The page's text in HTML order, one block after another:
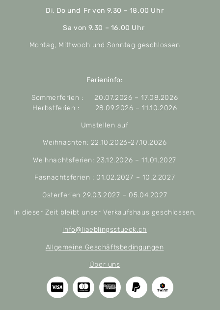
Di, Do und Fr von 9.30 – 18.00 Uhr
Sa von 9.30 – 16.00 Uhr
Montag, Mittwoch und Sonntag geschlossen
Ferieninfo:
Sommerferien : 20.07.2026 – 17.08.2026
Herbstferien : 28.09.2026 – 11.10.2026
Umstellen auf
Weihnachten: 22.10.2026-27.10.2026
Weihnachtsferien: 23.12.2026 – 11.01.2027
Fasnachtsferien : 01.02.2027 – 10.2.2027
Osterferien 29.03.2027 – 05.04.2027
In dieser Zeit bleibt unser Verkaufshaus geschlossen.
info@liaeblingsstueck.ch
Allgemeine Geschäftsbedingungen
Über uns